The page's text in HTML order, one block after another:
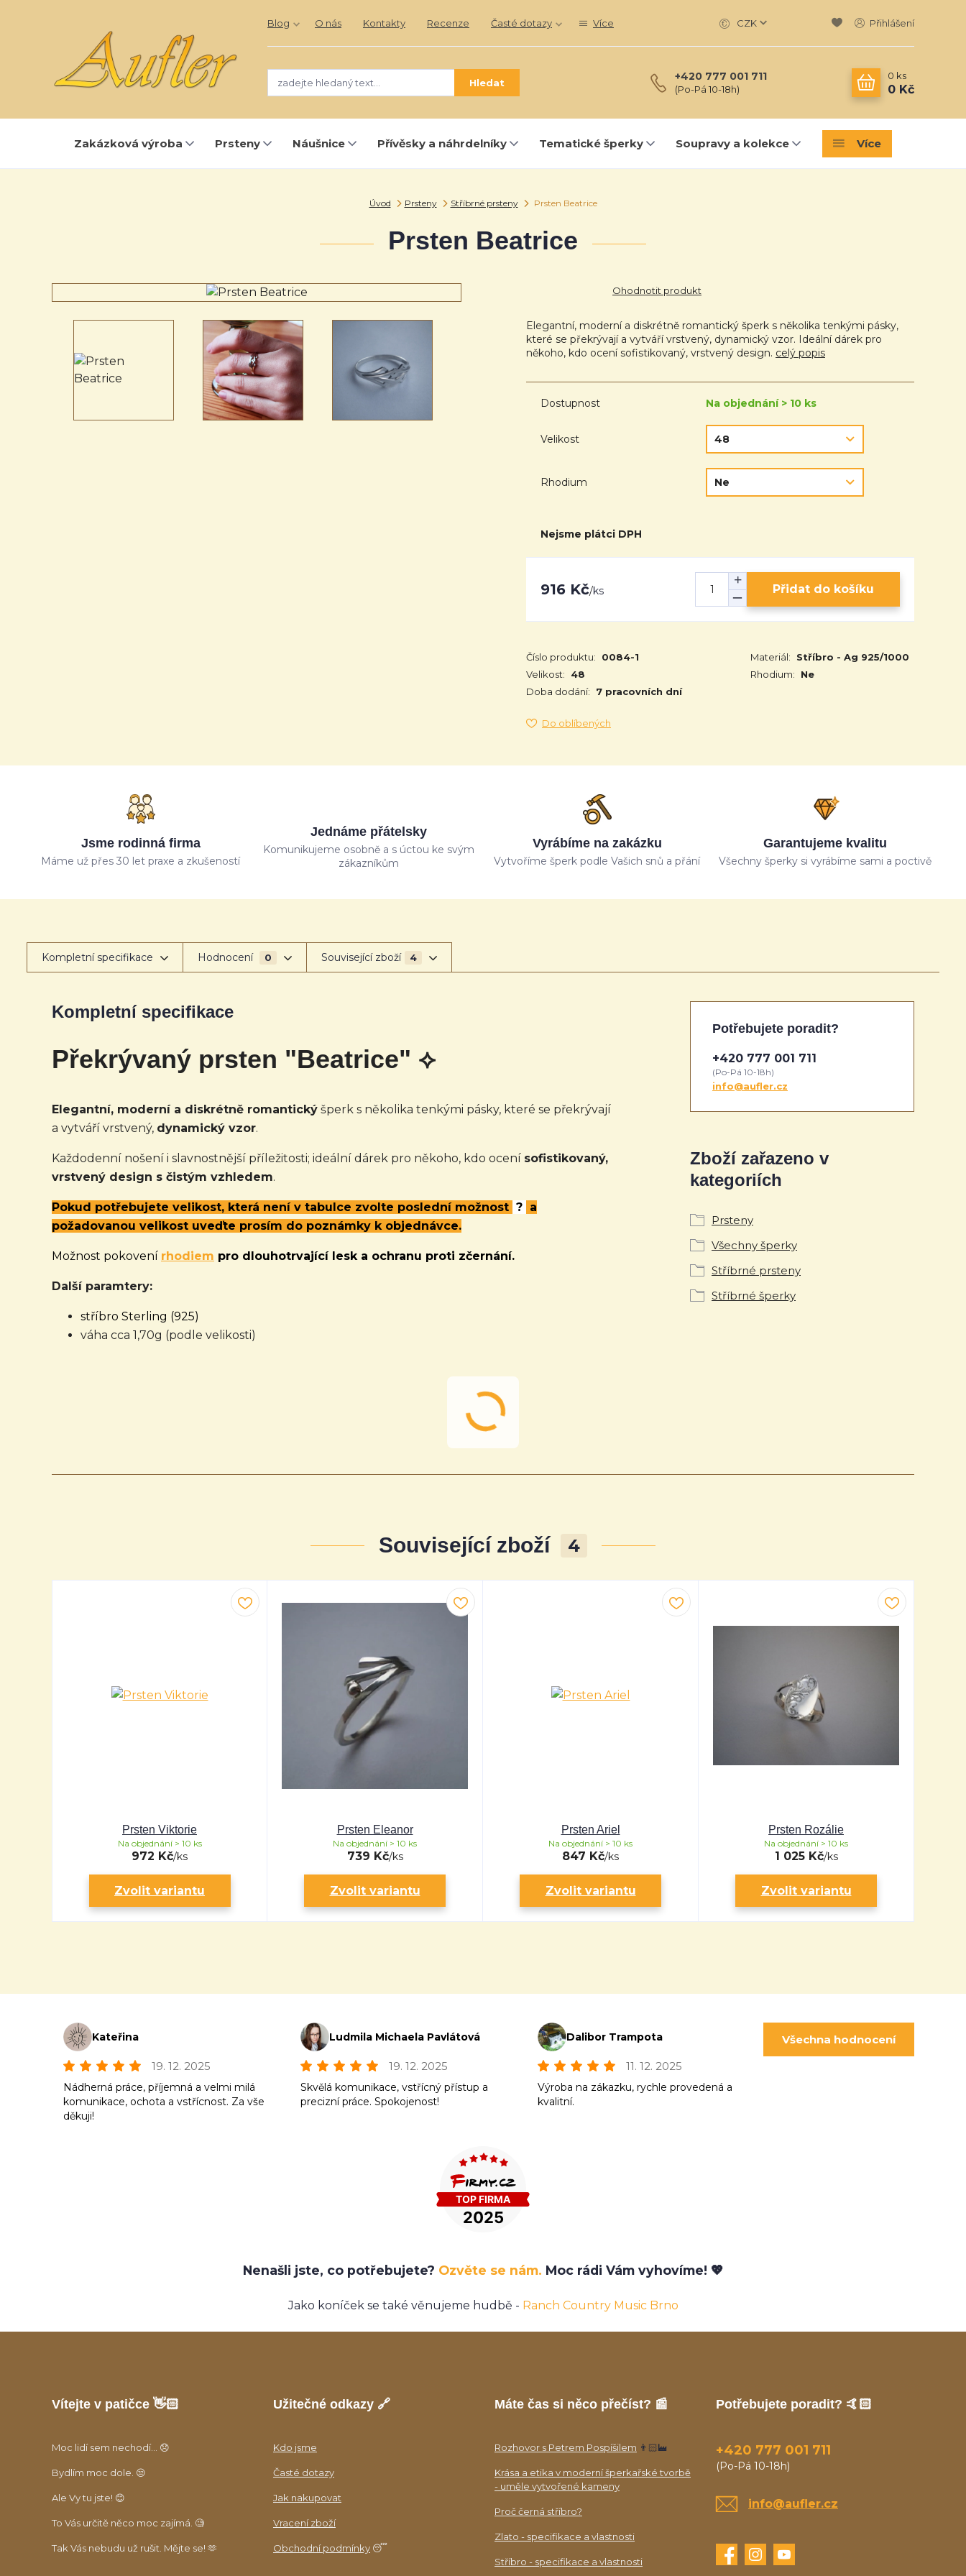
Blog O nás Kontakty Recenze Časté dotazy Více CZK Přihlášení
Hledat +420 777 001 711
(Po-Pá 10-18h)
0 ks
0 Kč
Zakázková výroba Prsteny Náušnice Přívěsky a náhrdelníky Tematické šperky Soupravy a kolekce Více
Úvod Prsteny Stříbrné prsteny Prsten Beatrice
Prsten Beatrice
Ohodnotit produkt
Elegantní, moderní a diskrétně romantický šperk s několika tenkými pásky,
které se překrývají a vytváří vrstvený, dynamický vzor. Ideální dárek pro
někoho, kdo ocení sofistikovaný, vrstvený design. celý popis
Dostupnost Na objednání > 10 ks
Velikost
Rhodium
Nejsme plátci DPH
916 Kč/ks Přidat do košíku
Číslo produktu: 0084-1 Materiál:
Stříbro - Ag 925/1000
Velikost:
48 Rhodium:
Ne
Doba dodání:
7 pracovních dní
Do oblíbených
Jsme rodinná firma
Máme už přes 30 let praxe a zkušeností
Jednáme přátelsky
Komunikujeme osobně a s úctou ke svým
zákazníkům
Vyrábíme na zakázku
Vytvoříme šperk podle Vašich snů a přání
Garantujeme kvalitu
Všechny šperky si vyrábíme sami a poctivě
Kompletní specifikace Hodnocení 0 Související zboží 4
Kompletní specifikace
Překrývaný prsten "Beatrice" ⟡
Elegantní, moderní a diskrétně romantický šperk s několika tenkými pásky, které se překrývají
a vytváří vrstvený, dynamický vzor.
Každodenní nošení i slavnostnější příležitosti; ideální dárek pro někoho, kdo ocení sofistikovaný,
vrstvený design s čistým vzhledem.
Pokud potřebujete velikost, která není v tabulce zvolte poslední možnost ? a
požadovanou velikost uveďte prosím do poznámky k objednávce.
Možnost pokovení rhodiem pro dlouhotrvající lesk a ochranu proti zčernání.
Další paramtery:
stříbro Sterling (925)
váha cca 1,70g (podle velikosti)
Zboží zařazeno v
kategoriích
Prsteny
Všechny šperky
Stříbrné prsteny
Stříbrné šperky
Potřebujete poradit?
+420 777 001 711
(Po-Pá 10-18h)
info@aufler.cz
Související zboží 4
Prsten Viktorie
972 Kč/ks
Na objednání > 10 ks
Zvolit variantu
Prsten Eleanor
739 Kč/ks
Na objednání > 10 ks
Zvolit variantu
Prsten Ariel
847 Kč/ks
Na objednání > 10 ks
Zvolit variantu
Prsten Rozálie
1 025 Kč/ks
Na objednání > 10 ks
Zvolit variantu
Kateřina
19. 12. 2025
Nádherná práce, příjemná a velmi milá
komunikace, ochota a vstřícnost. Za vše
děkuji!
Ludmila Michaela Pavlátová
19. 12. 2025
Skvělá komunikace, vstřícný přístup a
precizní práce. Spokojenost!
Dalibor Trampota
11. 12. 2025
Výroba na zákazku, rychle provedená a
kvalitní.
Všechna hodnocení
Nenašli jste, co potřebujete? Ozvěte se nám. Moc rádi Vám vyhovíme! 💖
Jako koníček se také věnujeme hudbě - Ranch Country Music Brno
Vítejte v patičce 👋🏻
Moc lidí sem nechodí... 😞
Bydlím moc dole. 😒
Ale Vy tu jste! 😊
To Vás určitě něco moc zajímá. 🧐
Tak Vás nebudu už rušit. Mějte se! 🫶
Užitečné odkazy 🔗
Kdo jsme
Časté dotazy
Jak nakupovat
Vracení zboží
Obchodní podmínky 😴
Máte čas si něco přečíst? 📰
Rozhovor s Petrem Pospíšilem 👨🏻‍🏭
Krása a etika v moderní šperkařské tvorbě
- uměle vytvořené kameny
Proč černá stříbro?
Zlato - specifikace a vlastnosti
Stříbro - specifikace a vlastnosti
Potřebujete poradit? 🤙🏻
+420 777 001 711
(Po-Pá 10-18h)
info@aufler.cz